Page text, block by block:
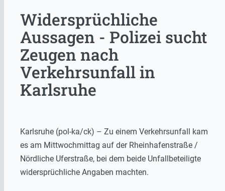
Widersprüchliche
Aussagen - Polizei sucht
Zeugen nach
Verkehrsunfall in
Karlsruhe
Karlsruhe (pol-ka/ck) – Zu einem Verkehrsunfall kam
es am Mittwochmittag auf der Rheinhafenstraße /
Nördliche Uferstraße, bei dem beide Unfallbeteiligte
widersprüchliche Angaben machten.